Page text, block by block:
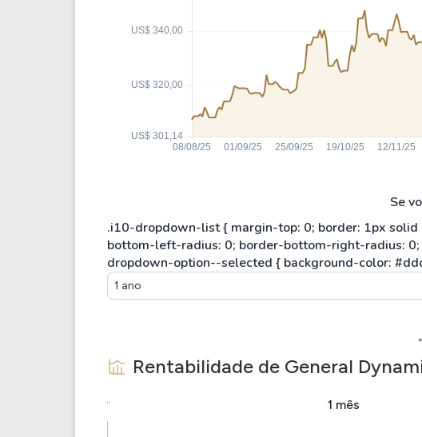
Se
1 ano
Rentabilidade de General
1 mês